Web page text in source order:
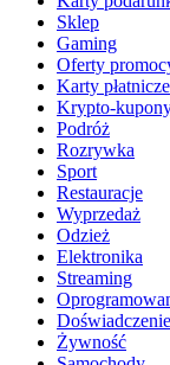
Sklep
Gaming
Oferty
Karty płatnicze
Krypto-
Podróż
Rozrywka
Sport
Restauracje
Wyprzedaż
Odzież
Elektronika
Streaming
Doświadczenie
Żywność